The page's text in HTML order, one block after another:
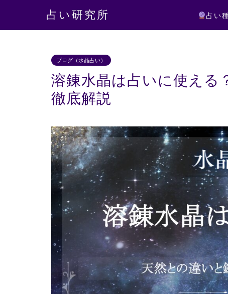
占い研究所 占い
ブログ（水晶占い）
溶錬水晶は占いに使える
徹底解説